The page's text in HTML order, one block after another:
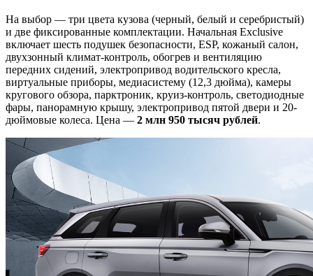
На выбор — три цвета кузова (черный, белый и серебристый)
и две фиксированные комплектации. Начальная Exclusive
включает шесть подушек безопасности, ESP, кожаный салон,
двухзонный климат-контроль, обогрев и вентиляцию
передних сидений, электропривод водительского кресла,
виртуальные приборы, медиасистему (12,3 дюйма), камеры
кругового обзора, парктроник, круиз-контроль, светодиодные
фары, панорамную крышу, электропривод пятой двери и 20-
дюймовые колеса. Цена — 2 млн 950 тысяч рублей.